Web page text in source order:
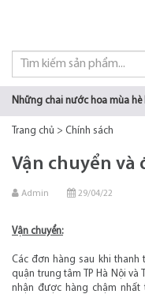
Những chai nước hoa mùa
Trang chủ > Chính sách
Vận chuyển và
Admin 29/04/22
Vận chuyển:
Các đơn hàng sau khi thanh
quận trung tâm TP Hà Nội và
nhận được hàng chậm